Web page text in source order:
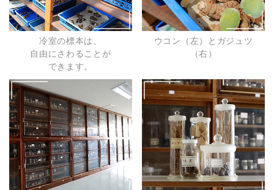
冷室の標本は、
自由にさわることが
できます。
ウコン（左）とガジュツ
（右）